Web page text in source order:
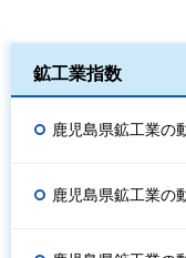
鉱工業指数
鹿児島県鉱工業の
鹿児島県鉱工業の